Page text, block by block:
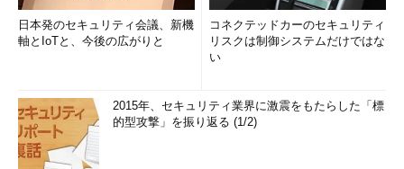
日本発のセキュリティ会議、新機
軸とIoTと、今後の広がりと
コネクテッドカーのセキュリティ
リスクは制御システムだけではな
い
2015年、セキュリティ業界に激震をもたらした「標
的型攻撃」を振り返る (1/2)